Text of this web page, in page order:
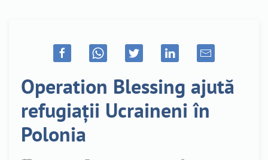
Operation Blessing ajută
refugiații Ucraineni în
Polonia